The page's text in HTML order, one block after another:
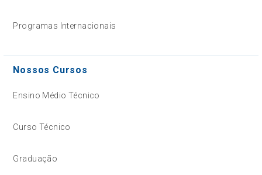
Programas Internacionais
Nossos Cursos
Ensino Médio Técnico
Curso Técnico
Graduação